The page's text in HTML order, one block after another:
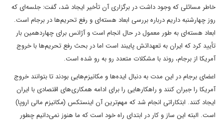
خاطر مسائلی که وجود داشت در برگزاری آن تأخیر ایجاد شد، گفت: جلسه‌ای که
روز چهارشنبه داریم درباره بررسی ابعاد هسته‌ای و رفع تحریم‌ها در برجام است.
ابعاد هسته‌ای به طور معمول در حال انجام است و آژانس برای چهاردهمین بار
تأیید کرد که ایران به تعهداتش پایبند است اما در بحث رفع تحریم‌ها با خروج
آمریکا از برجام، روند با مشکلات متعدد رو به رو شده است.
اعضای برجام در این مدت به دنبال ایده‌ها و مکانیزم‌هایی بودند تا بتوانند خروج
آمریکا را جبران کنند و راهکارهایی را برای ادامه همکاری‌های اقتصادی با ایران
ایجاد کنند. ابتکاراتی انجام شد که مهم‌ترین آن اینستکس (مکانیزم مالی اروپا)
است. البته این ساز و کار در ابتدای راه خود است که ما هنوز نمی‌دانیم چطور